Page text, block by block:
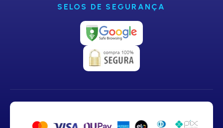
SELOS DE SEGURANÇA